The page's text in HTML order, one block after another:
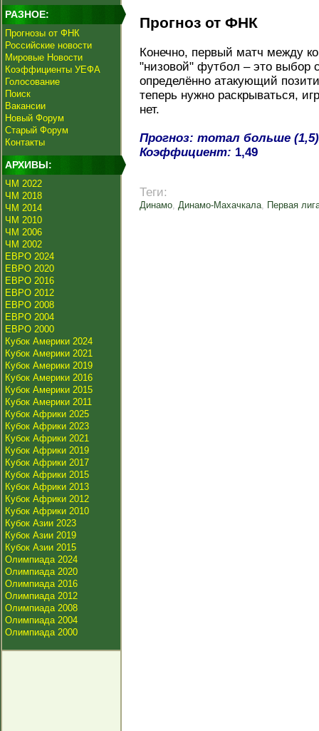
РАЗНОЕ:
Прогнозы от ФНК
Российские новости
Мировые Новости
Коэффициенты УЕФА
Голосование
Поиск
Вакансии
Новый Форум
Старый Форум
Контакты
АРХИВЫ:
ЧМ 2022
ЧМ 2018
ЧМ 2014
ЧМ 2010
ЧМ 2006
ЧМ 2002
ЕВРО 2024
ЕВРО 2020
ЕВРО 2016
ЕВРО 2012
ЕВРО 2008
ЕВРО 2004
ЕВРО 2000
Кубок Америки 2024
Кубок Америки 2021
Кубок Америки 2019
Кубок Америки 2016
Кубок Америки 2015
Кубок Америки 2011
Кубок Африки 2025
Кубок Африки 2023
Кубок Африки 2021
Кубок Африки 2019
Кубок Африки 2017
Кубок Африки 2015
Кубок Африки 2013
Кубок Африки 2012
Кубок Африки 2010
Кубок Азии 2023
Кубок Азии 2019
Кубок Азии 2015
Олимпиада 2024
Олимпиада 2020
Олимпиада 2016
Олимпиада 2012
Олимпиада 2008
Олимпиада 2004
Олимпиада 2000
Прогноз от ФНК
Конечно, первый матч между
"низовой" футбол – это выбор
определённо атакующий
теперь нужно раскрываться,
нет.
Прогноз: тотал больше (1,5)
Коэффициент: 1,49
Теги:
Динамо, Динамо-Махачкала, Первая